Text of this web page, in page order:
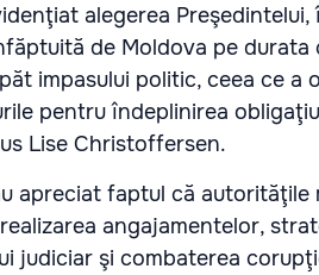
alegerea
de Moldova pe durata
impasului politic, ceea ce
pentru îndeplinirea
Lise Christoffersen.
apreciat faptul că
angajamentelor,
judiciar şi combaterea